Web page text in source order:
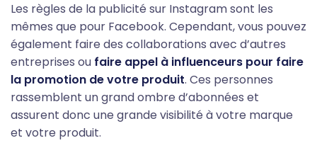
Les règles de la publicité sur Instagram sont les
mêmes que pour Facebook. Cependant, vous pouvez
également faire des collaborations avec d’autres
entreprises ou faire appel à influenceurs pour faire
la promotion de votre produit. Ces personnes
rassemblent un grand ombre d’abonnées et
assurent donc une grande visibilité à votre marque
et votre produit.